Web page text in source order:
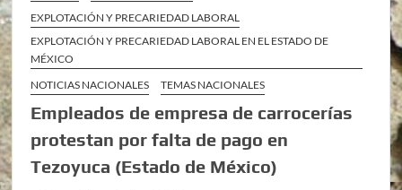
EXPLOTACIÓN Y PRECARIEDAD LABORAL
EXPLOTACIÓN Y PRECARIEDAD LABORAL EN EL ESTADO DE
MÉXICO
NOTICIAS NACIONALES
TEMAS NACIONALES
Empleados de empresa de carrocerías
protestan por falta de pago en
Tezoyuca (Estado de México)